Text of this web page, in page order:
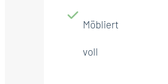
Möbliert
voll